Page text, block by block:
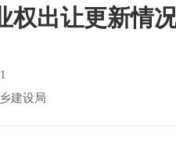
权出让更新情
建设局